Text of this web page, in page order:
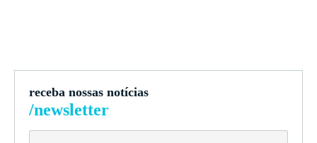
receba nossas notícias
/newsletter